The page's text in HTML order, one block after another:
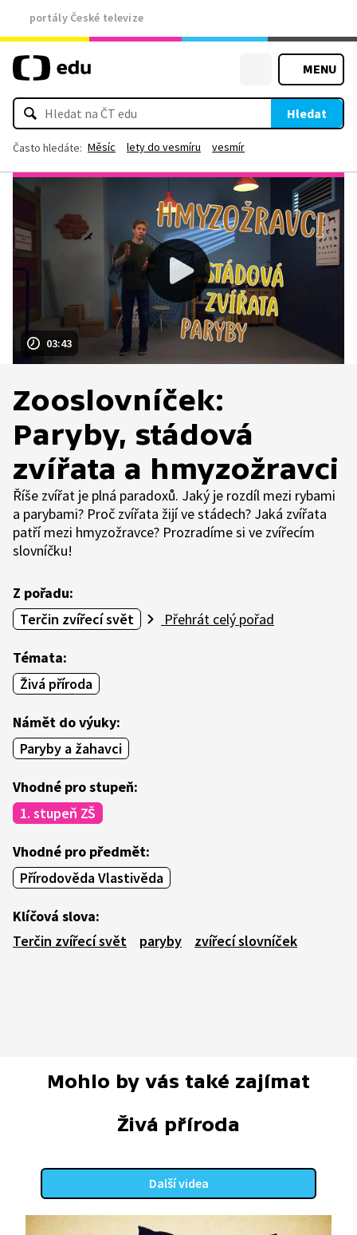
portály České televize
MENU
Hledat
Často hledáte: Měsíc lety do vesmíru vesmír
03:43
Zooslovníček:
Paryby, stádová
zvířata a hmyzožravci
Říše zvířat je plná paradoxů. Jaký je rozdíl mezi rybami
a parybami? Proč zvířata žijí ve stádech? Jaká zvířata
patří mezi hmyzožravce? Prozradíme si ve zvířecím
slovníčku!
Z pořadu:
Terčin zvířecí svět
Přehrát celý pořad
Témata:
Živá příroda
Námět do výuky:
Paryby a žahavci
Vhodné pro stupeň:
1. stupeň ZŠ
Vhodné pro předmět:
Přírodověda Vlastivěda
Klíčová slova:
Terčin zvířecí svět
paryby zvířecí slovníček
Mohlo by vás také zajímat
Živá příroda
Další videa